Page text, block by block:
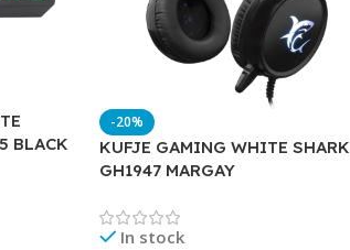
BLACK
-20%
KUFJE GAMING WHITE SHARK
GH1947 MARGAY
In stock